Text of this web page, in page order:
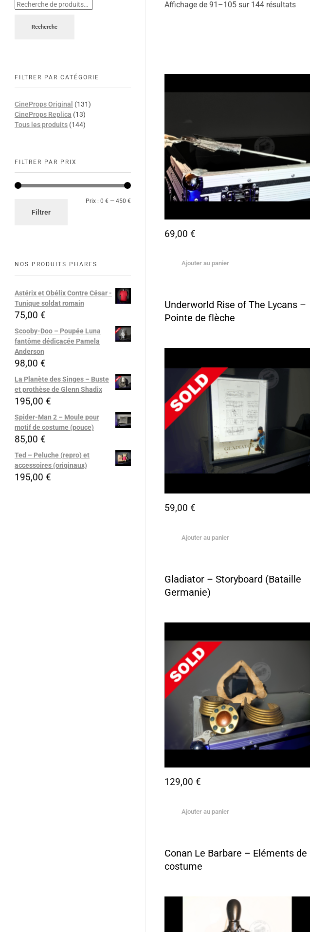
Affichage de 91–105 sur 144 résultats
Underworld Rise of The Lycans –
Pointe de flèche
69,00 €
Ajouter au panier
Gladiator – Storyboard (Bataille
Germanie)
59,00 €
Ajouter au panier
Conan Le Barbare – Eléments de
costume
129,00 €
Ajouter au panier
Recherche
FILTRER PAR CATÉGORIE
CineProps Original (131)
CineProps Replica (13)
Tous les produits (144)
FILTRER PAR PRIX
Filtrer
Prix : 0 € — 450 €
NOS PRODUITS PHARES
Astérix et Obélix Contre César -
Tunique soldat romain
75,00 €
Scooby-Doo – Poupée Luna
fantôme dédicacée Pamela
Anderson
98,00 €
La Planète des Singes – Buste
et prothèse de Glenn Shadix
195,00 €
Spider-Man 2 – Moule pour
motif de costume (pouce)
85,00 €
Ted – Peluche (repro) et
accessoires (originaux)
195,00 €